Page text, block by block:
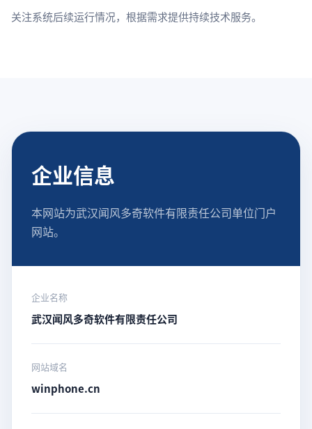
关注系统后续运行情况，根据需求提供持续技术服务。
企业信息
本网站为武汉闻风多奇软件有限责任公司单位门户
网站。
企业名称
武汉闻风多奇软件有限责任公司
网站域名
winphone.cn